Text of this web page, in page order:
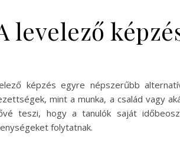
levelező
képzés egyre népszerűbb
mint a munka, a család vagy
teszi, hogy a tanulók saját
folytatnak.